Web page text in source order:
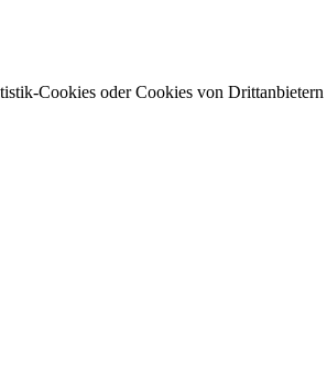
Cookies oder Cookies von